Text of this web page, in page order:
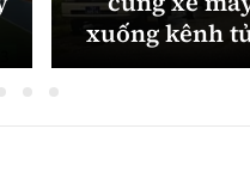
xuống kênh